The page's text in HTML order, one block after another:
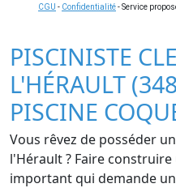
CGU - Confidentialité- Service
PISCINISTE
L'HÉRAULT
PISCINE
Vous rêvez de posséder
l'Hérault ? Faire
important qui demande